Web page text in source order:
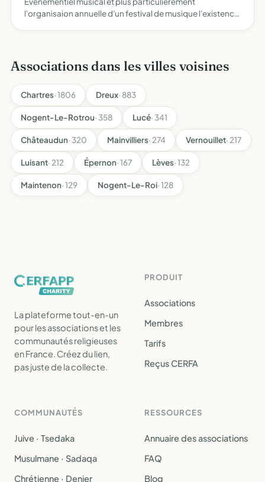
l'organisaion annuelle d'un festival de musique l'existence
Associations dans les villes voisines
Chartres· 1806 Dreux· 883
Nogent-Le-Rotrou· 358 Lucé· 341
Châteaudun· 320 Mainvilliers· 274 Vernouillet· 217
Luisant· 212 Épernon· 167 Lèves· 132
Maintenon· 129 Nogent-Le-Roi· 128
La plateforme tout-en-un
pour les associations et les
communautés religieuses
en France. Créez du lien,
pas juste de la collecte.
PRODUIT
Associations
Membres
Tarifs
Reçus CERFA
COMMUNAUTÉS
Juive · Tsedaka
Musulmane · Sadaqa
Chrétienne · Denier
RESSOURCES
Annuaire des associations
FAQ
Blog